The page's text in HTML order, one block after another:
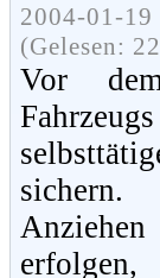
2004-01-
(Gelesen:
Vor